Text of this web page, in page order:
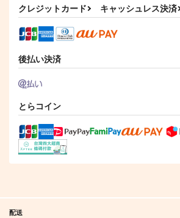
クレジットカード キャッシュレス決済
後払い決済
とらコイン
配送